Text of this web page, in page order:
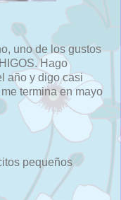
uno de los gustos
Hago
año y digo casi
termina en mayo
pequeños